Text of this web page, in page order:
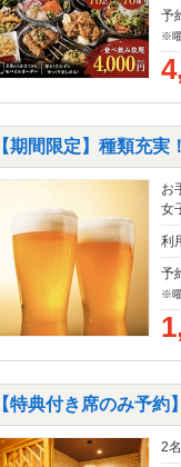
予
※曜
【期間限定】種類充
お
女
利
予
※曜
【特典付き席のみ予
2